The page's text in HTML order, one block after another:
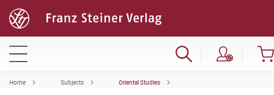
Home Subjects Oriental Studies